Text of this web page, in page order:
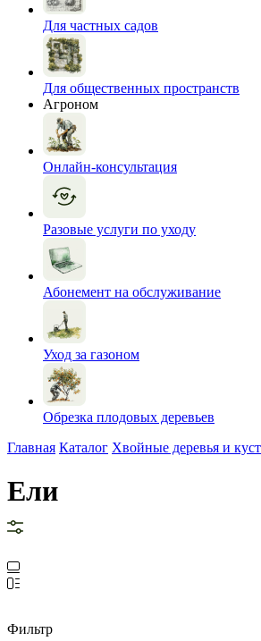
Для частных садов
Для общественных пространств
Агроном
Онлайн-консультация
Разовые услуги по уходу
Абонемент на обслуживание
Уход за газоном
Обрезка плодовых деревьев
Главная Каталог Хвойные деревья и
Ели
Фильтр